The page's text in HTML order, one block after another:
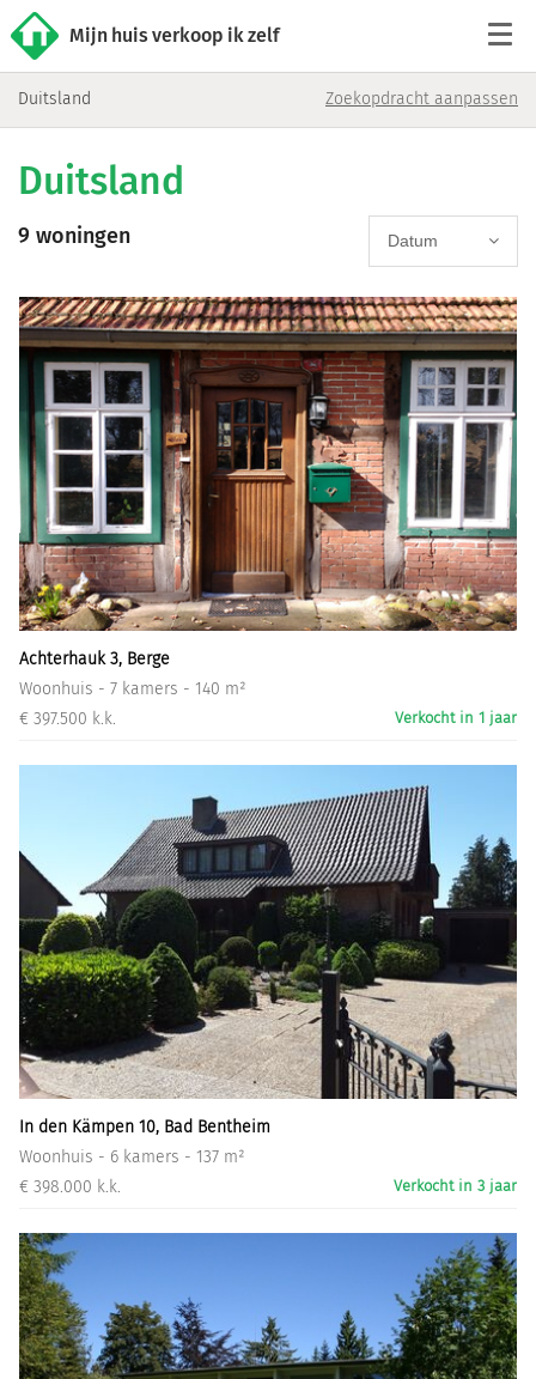
Mijn huis verkoop ik zelf
Reviews
Contact
Verkoop starten
Informatiegesprek
Inloggen
Duitsland Zoekopdracht aanpassen
Duitsland
9 woningen Datum
Achterhauk 3, Berge
Woonhuis - 7 kamers - 140 m²
€ 397.500 k.k.
Verkocht in 1 jaar
In den Kämpen 10, Bad Bentheim
Woonhuis - 6 kamers - 137 m²
€ 398.000 k.k.
Verkocht in 3 jaar